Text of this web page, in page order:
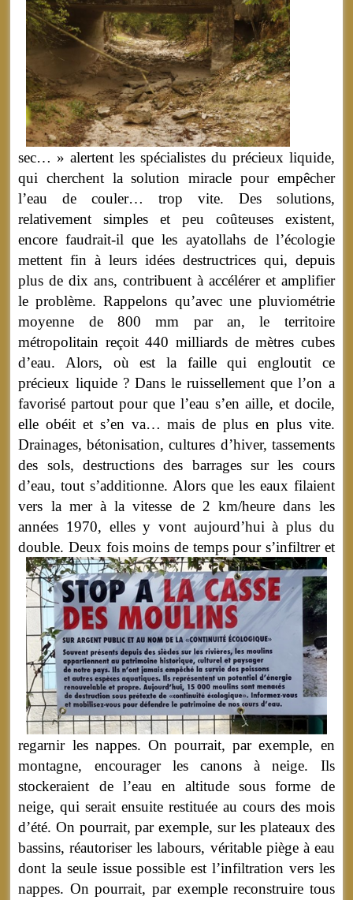
sec… » alertent les spécialistes du précieux liquide,
qui cherchent la solution miracle pour empêcher
l’eau de couler… trop vite. Des solutions,
relativement simples et peu coûteuses existent,
encore faudrait-il que les ayatollahs de l’écologie
mettent fin à leurs idées destructrices qui, depuis
plus de dix ans, contribuent à accélérer et amplifier
le problème. Rappelons qu’avec une pluviométrie
moyenne de 800 mm par an, le territoire
métropolitain reçoit 440 milliards de mètres cubes
d’eau. Alors, où est la faille qui engloutit ce
précieux liquide ? Dans le ruissellement que l’on a
favorisé partout pour que l’eau s’en aille, et docile,
elle obéit et s’en va… mais de plus en plus vite.
Drainages, bétonisation, cultures d’hiver, tassements
des sols, destructions des barrages sur les cours
d’eau, tout s’additionne. Alors que les eaux filaient
vers la mer à la vitesse de 2 km/heure dans les
années 1970, elles y vont aujourd’hui à plus du
double.Deux fois moins de temps pour s’infiltrer et
regarnir les nappes. On pourrait, par exemple, en
montagne, encourager les canons à neige. Ils
stockeraient de l’eau en altitude sous forme de
neige, qui serait ensuite restituée au cours des mois
d’été. On pourrait, par exemple, sur les plateaux des
bassins, réautoriser les labours, véritable piège à eau
dont la seule issue possible est l’infiltration vers les
nappes. On pourrait, par exemple reconstruire tous